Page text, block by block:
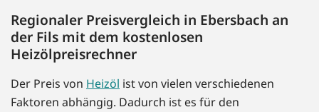
Regionaler Preisvergleich in Ebersbach an
der Fils mit dem kostenlosen
Heizölpreisrechner
Der Preis von Heizöl ist von vielen verschiedenen
Faktoren abhängig. Dadurch ist es für den